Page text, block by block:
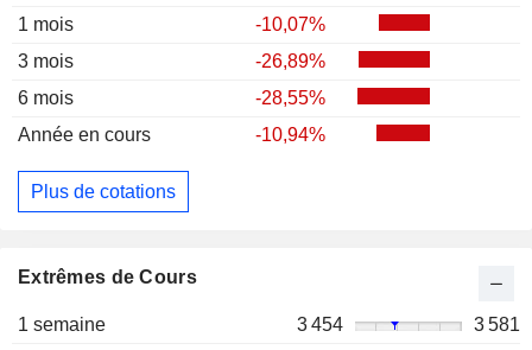
1 mois
-10,07%
3 mois
-26,89%
6 mois
-28,55%
Année en cours
-10,94%
Plus de cotations
Extrêmes de Cours
1 semaine 3 454
3 581